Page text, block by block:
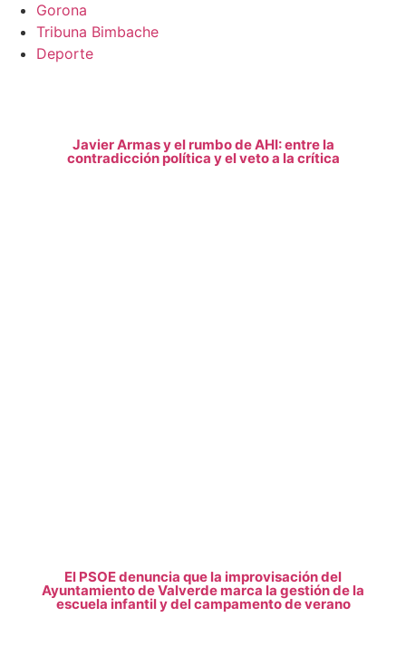
Gorona
Tribuna Bimbache
Deporte
Javier Armas y el rumbo de AHI: entre la
contradicción política y el veto a la crítica
El PSOE denuncia que la improvisación del
Ayuntamiento de Valverde marca la gestión de la
escuela infantil y del campamento de verano